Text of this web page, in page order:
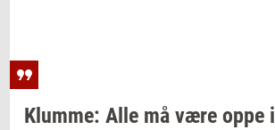
Klum­me: Alle må være oppe i